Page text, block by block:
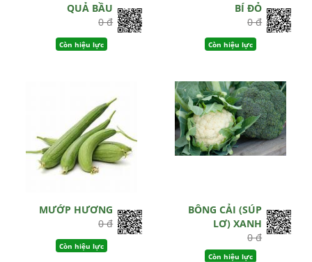
QUẢ BẦU
0 đ
Còn hiệu lực
BÍ ĐỎ
0 đ
Còn hiệu lực
MƯỚP HƯƠNG
0 đ
Còn hiệu lực
BÔNG CẢI (SÚP
LƠ) XANH
0 đ
Còn hiệu lực